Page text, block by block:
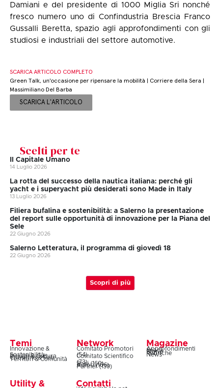
Damiani e del presidente di 1000 Miglia Sri nonché
fresco numero uno di Confindustria Brescia Franco
Gussalli Beretta, spazio agli approfondimenti con gli
studiosi e industriali del settore automotive.
SCARICA ARTICOLO COMPLETO
Green Talk, un'occasione per ripensare la mobilità | Corriere della Sera |
Massimiliano Del Barba
SCARICA L'ARTICOLO
Scelti per te
Il Capitale Umano
14 Luglio 2026
La rotta del successo della nautica italiana: perché gli
yacht e i superyacht più desiderati sono Made in Italy
13 Luglio 2026
Filiera bufalina e sostenibilità: a Salerno la presentazione
del report sulle opportunità di innovazione per la Piana del
Sele
22 Giugno 2026
Salerno Letteratura, il programma di giovedì 18
22 Giugno 2026
Scopri di più
Temi
Innovazione &
Sostenibilità
Design & Cultura
Coesione & Reti
Territori & Comunità
Network
Comitato Promotori
(54)
Comitato Scientifico
(73)
Soci (160)
Autori (106)
Partner (139)
Magazine
Approfondimenti
Snack
Storie
Rubriche
News
Utility & Contatti